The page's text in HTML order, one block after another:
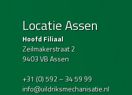
Locatie Assen
Hoofd Filiaal
Zeilmakerstraat 2
9403 VB Assen
+31 (0) 592 – 34 59 99
info@uildriksmechanisatie.nl